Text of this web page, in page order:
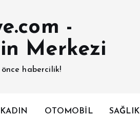
Merkezi
habercilik!
KADIN OTOMOBİL SAĞLIK